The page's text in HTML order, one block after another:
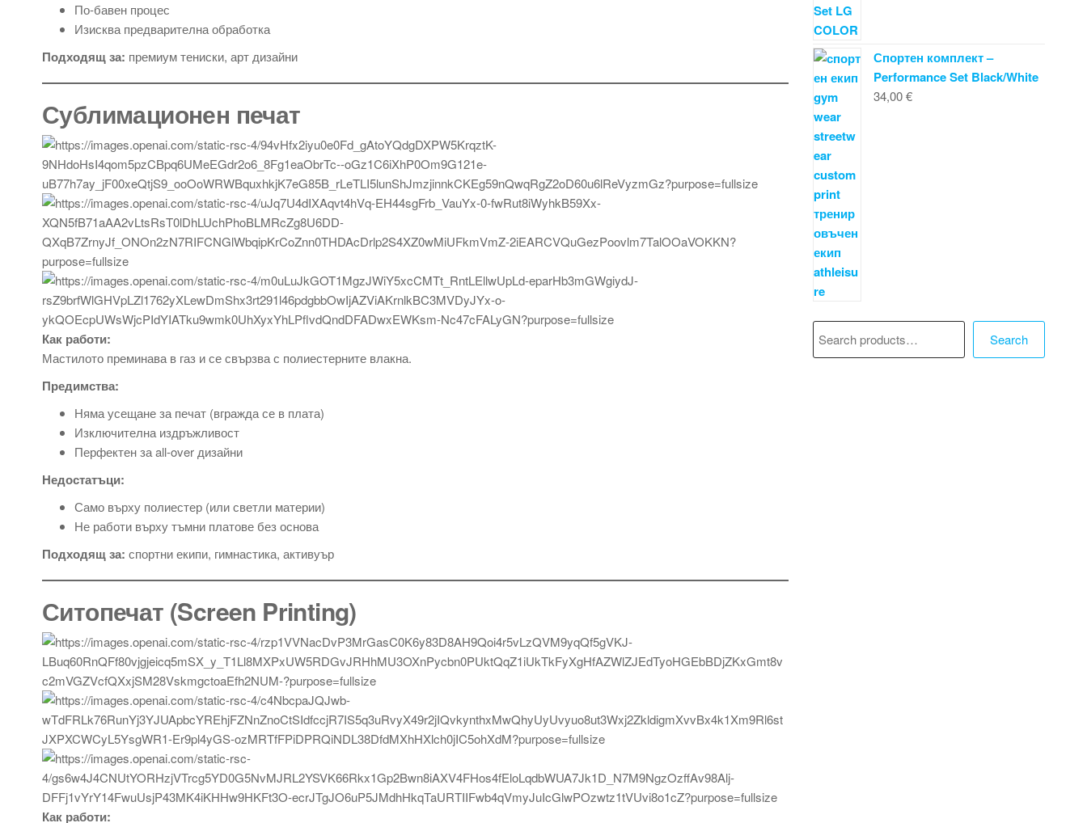
По-бавен процес
Изисква предварителна обработка
Подходящ за: премиум тениски, арт дизайни
Сублимационен печат
Как работи:
Мастилото преминава в газ и се свързва с полиестерните влакна.
Предимства:
Няма усещане за печат (вгражда се в плата)
Изключителна издръжливост
Перфектен за all-over дизайни
Недостатъци:
Само върху полиестер (или светли материи)
Не работи върху тъмни платове без основа
Подходящ за: спортни екипи, гимнастика, активуър
Ситопечат (Screen Printing)
Как работи:
Спортен комплект –
Performance Set Black/White
34,00€
Search